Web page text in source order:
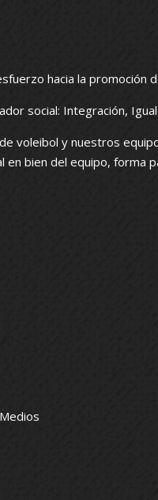
hacia la promoción
social: Integración,
voleibol y nuestros
en bien del equipo,